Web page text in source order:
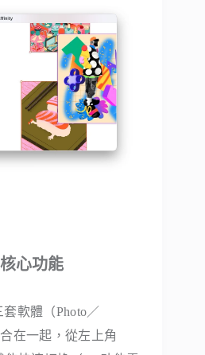
心功能
軟體（Photo／
在一起，從左上角